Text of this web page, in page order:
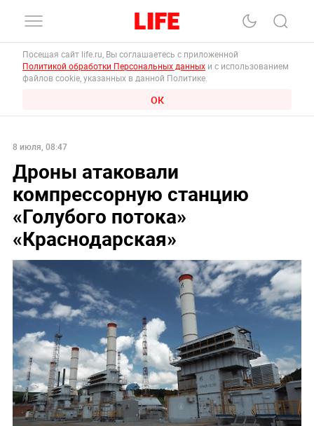
Посещая сайт life.ru, Вы соглашаетесь с приложенной
Политикой обработки Персональных данных и с использованием
файлов cookie, указанных в данной Политике.
ОК
8 июля, 08:47
Дроны атаковали
компрессорную станцию
«Голубого потока»
«Краснодарская»